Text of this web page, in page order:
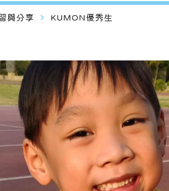
與分享 navigate_next KUMON優秀生